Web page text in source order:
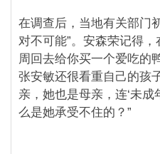
在调查后，当地有关部门
对不可能”。安森荣记得
周回去给你买一个爱吃的
张安敏还很看重自己的孩
亲，她也是母亲，连‘未
么是她承受不住的？”